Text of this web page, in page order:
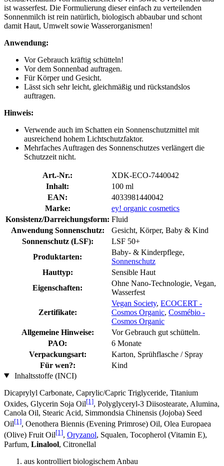
ist wasserfest. Die Formulierung dieser einfach zu verteilenden
Sonnenmilch ist rein natürlich, biologisch abbaubar und schont
damit Haut, Umwelt sowie Wasserorganismen!
Anwendung:
Vor Gebrauch kräftig schütteln!
Vor dem Sonnenbad auftragen.
Für Körper und Gesicht.
Lässt sich sehr leicht, gleichmäßig und rückstandslos
auftragen.
Hinweis:
Verwende auch im Schatten ein Sonnenschutzmittel mit
ausreichend hohem Lichtschutzfaktor.
Mehrfaches Auftragen des Sonnenschutzes verlängert die
Schutzzeit nicht.
Art.-Nr.:
XDK-ECO-7440042
Inhalt:
100 ml
EAN:
4033981440042
Marke:
ey! organic cosmetics
Konsistenz/Darreichungsform: Fluid
Anwendung Sonnenschutz:
Gesicht, Körper, Baby & Kind
Sonnenschutz (LSF):
LSF 50+
Produktarten:
Baby- & Kinderpflege,
Sonnenschutz
Hauttyp:
Sensible Haut
Eigenschaften:
Ohne Nano-Technologie, Vegan,
Wasserfest
Zertifikate:
Vegan Society, ECOCERT -
Cosmos Organic, Cosmébio -
Cosmos Organic
Allgemeine Hinweise:
Vor Gebrauch gut schütteln.
PAO:
6 Monate
Verpackungsart:
Karton, Sprühflasche / Spray
Für wen?:
Kind
Inhaltsstoffe (INCI)
Dicaprylyl Carbonate, Caprylic/Capric Triglyceride, Titanium
Oxides, Glycerin Soja Oil[1], Polyglyceryl-3 Diisostearate, Alumina,
Canola Oil, Stearic Acid, Simmondsia Chinensis (Jojoba) Seed
Oil[1], Oenothera Biennis (Evening Primrose) Oil, Olea Europaea
(Olive) Fruit Oil[1], Oryzanol, Squalen, Tocopherol (Vitamin E),
Parfum, Linalool, Citronellal
aus kontrolliert biologischem Anbau